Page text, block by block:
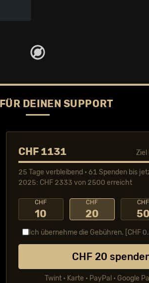
DEINEN SUPPORT
CHF 1131
25 Tage verbleibend • 61 Spenden bis
2025: CHF 2333 von 2500 erreicht
CHF
10
CHF
20
CHF
50
Ich übernehme die Gebühren. [CHF
CHF 20
Twint • Karte • PayPal • Google